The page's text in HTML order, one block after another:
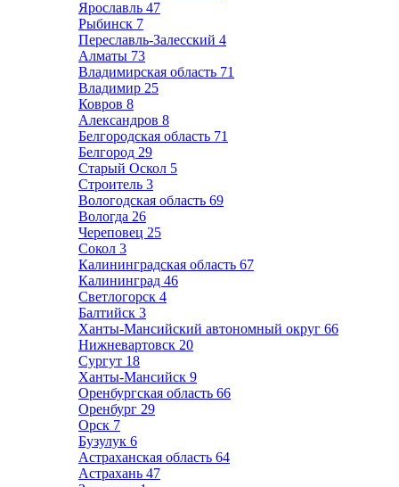
Ярославль 47
Рыбинск 7
Переславль-Залесский 4
Алматы 73
Владимирская область 71
Владимир 25
Ковров 8
Александров 8
Белгородская область 71
Белгород 29
Старый Оскол 5
Строитель 3
Вологодская область 69
Вологда 26
Череповец 25
Сокол 3
Калининградская область 67
Калининград 46
Светлогорск 4
Балтийск 3
Ханты-Мансийский автономный округ 66
Нижневартовск 20
Сургут 18
Ханты-Мансийск 9
Оренбургская область 66
Оренбург 29
Орск 7
Бузулук 6
Астраханская область 64
Астрахань 47